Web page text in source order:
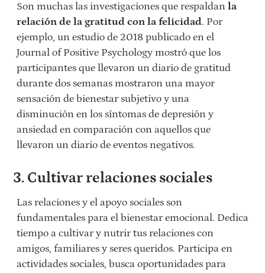
Son muchas las investigaciones que respaldan la
relación de la gratitud con la felicidad. Por
ejemplo, un estudio de 2018 publicado en el
Journal of Positive Psychology mostró que los
participantes que llevaron un diario de gratitud
durante dos semanas mostraron una mayor
sensación de bienestar subjetivo y una
disminución en los síntomas de depresión y
ansiedad en comparación con aquellos que
llevaron un diario de eventos negativos.
3. Cultivar relaciones sociales
Las relaciones y el apoyo sociales son
fundamentales para el bienestar emocional. Dedica
tiempo a cultivar y nutrir tus relaciones con
amigos, familiares y seres queridos. Participa en
actividades sociales, busca oportunidades para